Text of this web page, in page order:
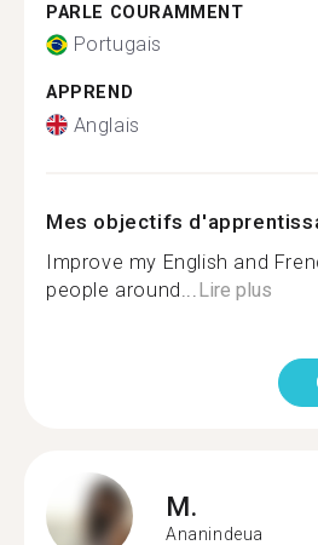
PARLE COURAMMENT
Portugais
APPREND
Anglais
Mes objectifs
Improve my English and
people around... Lire plus
M.
Ananindeua